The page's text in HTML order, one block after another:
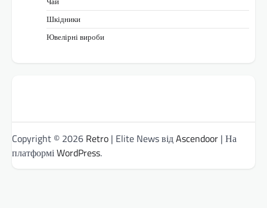
Шкідники
Ювелірні вироби
Copyright © 2026 Retro | Elite News відAscendoor | На
платформіWordPress.